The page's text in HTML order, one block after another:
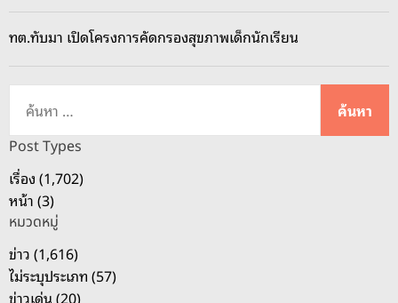
ทต.ทับมา เปิดโครงการคัดกรองสุขภาพเด็กนักเรียน
ห
สำ
ห
รั
บ
:
Post Types
เรื่อง (1,702)
หน้า (3)
หมวดหมู่
ข่าว (1,616)
ไม่ระบุประเภท (57)
ข่าวเด่น (20)